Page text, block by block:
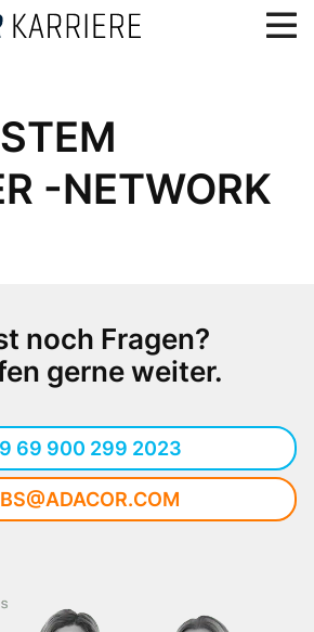
-NETWORK
noch Fragen?
gerne weiter.
69 900 299 2023